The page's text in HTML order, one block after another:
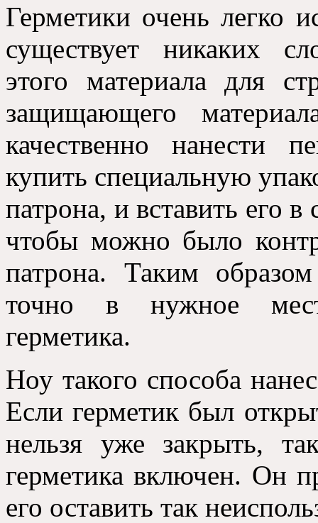
Герметики очень легко
существует никаких
этого материала для
защищающего
качественно нанести
купить специальную
патрона, и вставить его
чтобы можно было
патрона. Таким
точно в нужное
герметика.
Ноу такого способа
Если герметик был
нельзя уже закрыть,
герметика включен. Он
его оставить так